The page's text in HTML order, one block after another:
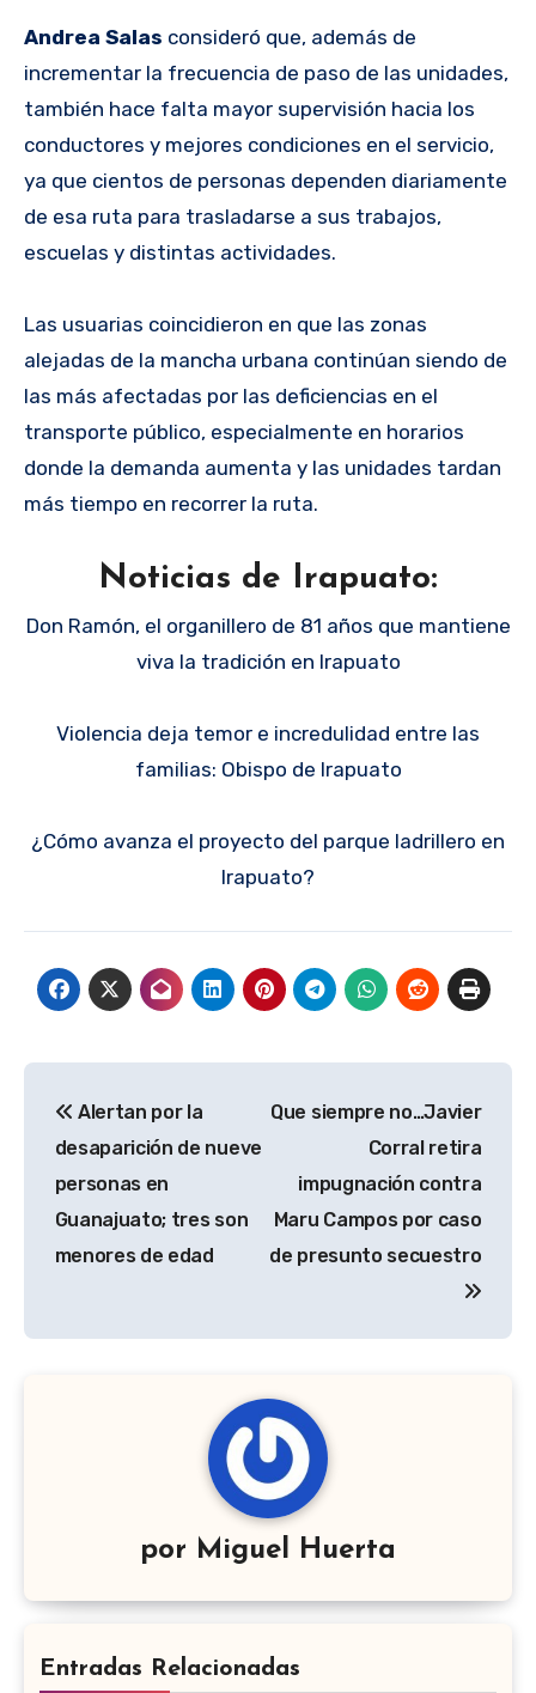
Andrea Salas consideró que, además de
incrementar la frecuencia de paso de las unidades,
también hace falta mayor supervisión hacia los
conductores y mejores condiciones en el servicio,
ya que cientos de personas dependen diariamente
de esa ruta para trasladarse a sus trabajos,
escuelas y distintas actividades.
Las usuarias coincidieron en que las zonas
alejadas de la mancha urbana continúan siendo de
las más afectadas por las deficiencias en el
transporte público, especialmente en horarios
donde la demanda aumenta y las unidades tardan
más tiempo en recorrer la ruta.
Noticias de Irapuato:
Don Ramón, el organillero de 81 años que mantiene
viva la tradición en Irapuato
Violencia deja temor e incredulidad entre las
familias: Obispo de Irapuato
¿Cómo avanza el proyecto del parque ladrillero en
Irapuato?
de
entradas
Alertan por la
desaparición de nueve
personas en
Guanajuato; tres son
menores de edad
Que siempre no…Javier
Corral retira
impugnación contra
Maru Campos por caso
de presunto secuestro
por Miguel Huerta
Entradas Relacionadas